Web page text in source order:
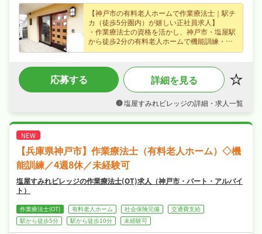
居室：個室40室
要介護度：平均2.5程【神戸市の有料老人ホームで作業療法士｜駅チ
カ（徒歩5分圏内）が嬉しい正社員求人】
・作業療法士の資格を活かし、神戸市・塩屋駅
から徒歩2分の有料老人ホームで機能訓練・生
活動作訓練など入居者様の健康管理・ケアをお
す！
・正社員募集で月給25万円〜という好条件、腰
を据えて長く活躍できます！
両立もしやすい職場です！
の方も安心して飛び込める職場です！
応募する 詳細を見る
塩屋すみれビレッジの詳細・求人一覧
【兵庫県神戸市】作業療法士（有料老人ホーム）◇機
能訓練／4週8休／未経験可
塩屋すみれビレッジの作業療法士(OT)求人（神戸市・パート・アルバイ
ト）
作業療法士(OT) 有料老人ホーム 社会保険完備
交通費支給
駅から徒歩5分
駅から徒歩10分 未経験可